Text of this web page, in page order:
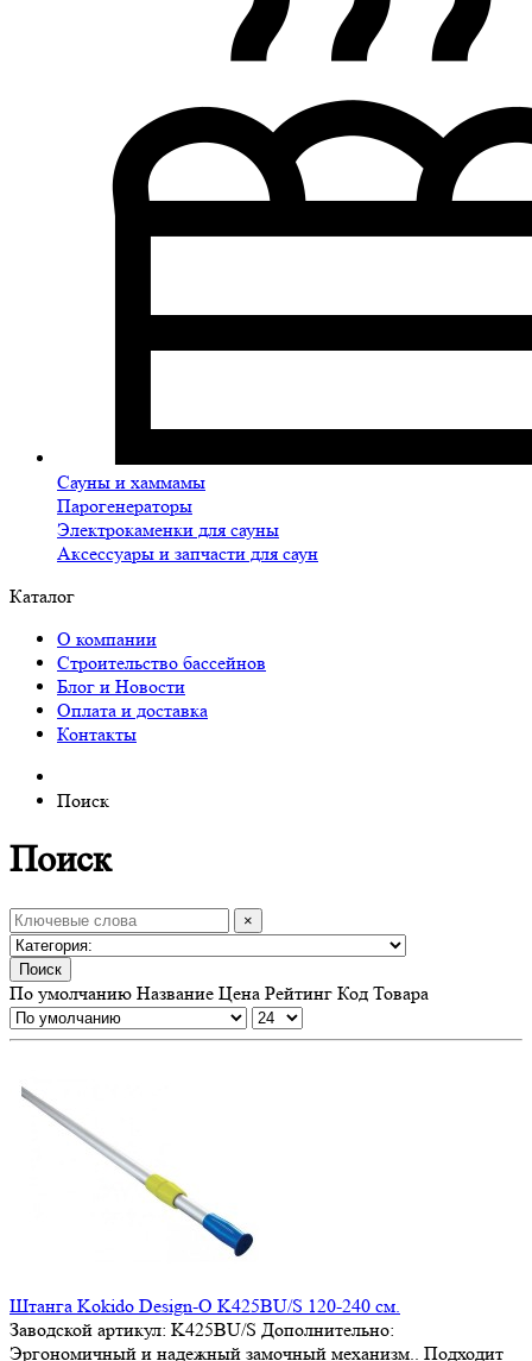
Сауны и хаммамы
Парогенераторы
Электрокаменки для сауны
Аксессуары и запчасти для саун
Каталог
О компании
Строительство бассейнов
Блог и Новости
Оплата и доставка
Контакты
Поиск
Поиск
×
Поиск
По умолчанию Название Цена Рейтинг Код Товара
Штанга Kokido Design-O K425BU/S 120-240 см.
Заводской артикул: K425BU/S Дополнительно:
Эргономичный и надежный замочный механизм.. Подходит